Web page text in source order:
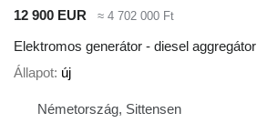
12 900 EUR
≈ 4 702 000 Ft
Elektromos generátor - diesel aggregátor
Állapot új
Németország, Sittensen